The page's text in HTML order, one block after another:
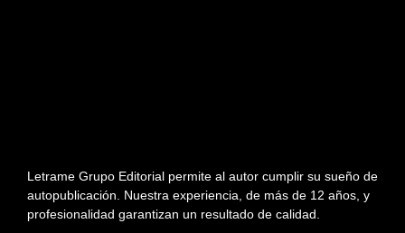
Letrame Grupo Editorial permite al autor cumplir su sueño de
autopublicación. Nuestra experiencia, de más de 12 años, y
profesionalidad garantizan un resultado de calidad.